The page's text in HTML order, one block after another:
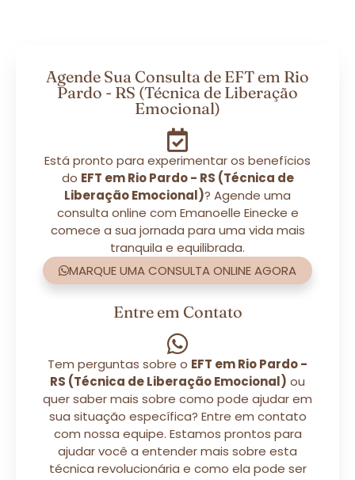
Agende Sua Consulta de EFT em Rio
Pardo - RS (Técnica de Liberação
Emocional)
Está pronto para experimentar os benefícios
do EFT em Rio Pardo - RS (Técnica de
Liberação Emocional)? Agende uma
consulta online com Emanoelle Einecke e
comece a sua jornada para uma vida mais
tranquila e equilibrada.
MARQUE UMA CONSULTA ONLINE AGORA
Entre em Contato
Tem perguntas sobre o EFT em Rio Pardo -
RS (Técnica de Liberação Emocional) ou
quer saber mais sobre como pode ajudar em
sua situação específica? Entre em contato
com nossa equipe. Estamos prontos para
ajudar você a entender mais sobre esta
técnica revolucionária e como ela pode ser